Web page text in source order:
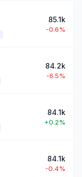
85.1k
-0.6%
84.2k
-6.5%
84.1k
+0.2%
84.1k
-0.4%